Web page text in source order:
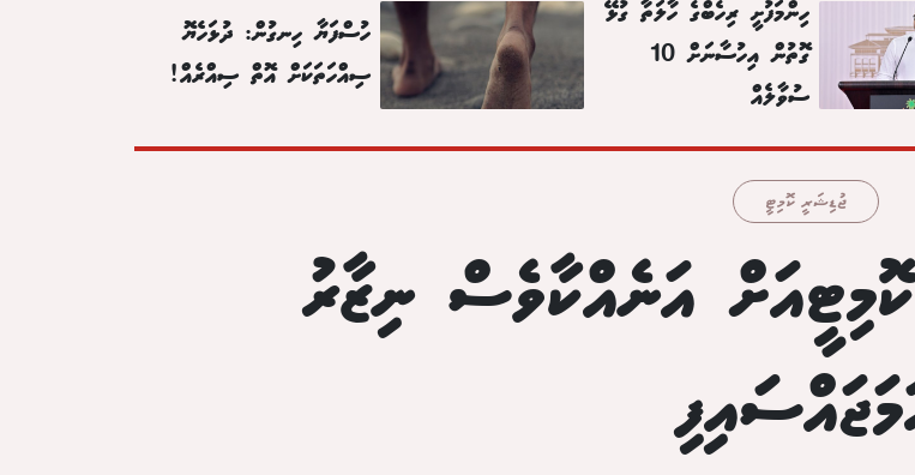
ހިންމަފުށީ ރިހެބްގެ ހާލަތާ ގުޅޭ
ގޮތުން އިހުސާނަށް 10
ސުވާލެއް
ހުސްފަޔާ ހިނގުން: ދުޅަހެޔޮ
ސިއްހަތަކަށް އޮތް ސިއްރެއް!
ޖުޑިޝަރީ ކޮމިޓީ
އަނެއްކާވެސް ނިޒާރު